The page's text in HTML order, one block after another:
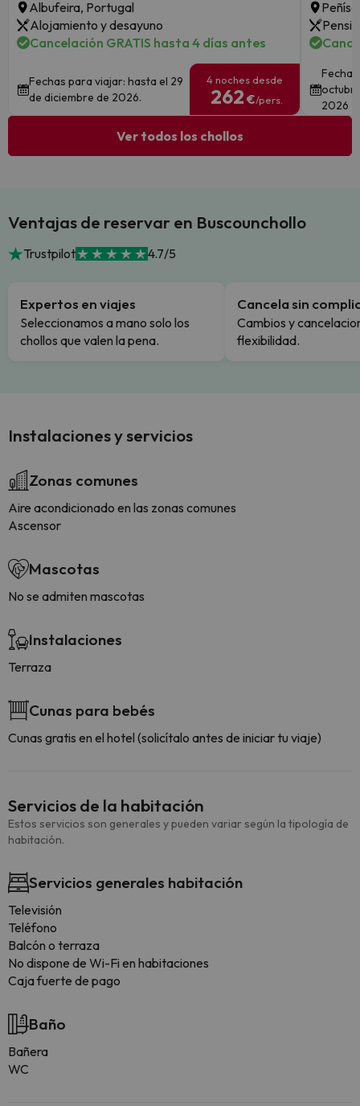
Albufeira, Portugal
Alojamiento y desayuno
Cancelación GRATIS hasta 4 días antes
Fechas para viajar: hasta el 29
de diciembre de 2026.
4 noches desde
262 €/pers.
2026
Ver todos los chollos
Ventajas de reservar en Buscounchollo
Trustpilot 4.7/5
Expertos en viajes
Seleccionamos a mano solo los
chollos que valen la pena.
Cancela sin
Cambios y
flexibilidad.
Instalaciones y servicios
Zonas comunes
Aire acondicionado en las zonas comunes
Ascensor
Mascotas
No se admiten mascotas
Instalaciones
Terraza
Cunas para bebés
Cunas gratis en el hotel (solicítalo antes de iniciar tu viaje)
Servicios de la habitación
Estos servicios son generales y pueden variar según la tipología de
habitación.
Servicios generales habitación
Televisión
Teléfono
Balcón o terraza
No dispone de Wi-Fi en habitaciones
Caja fuerte de pago
Baño
Bañera
WC